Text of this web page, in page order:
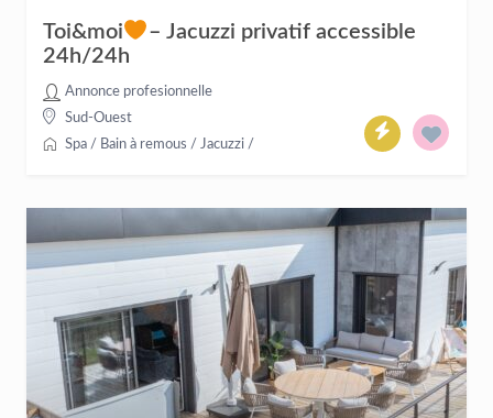
Toi&moi
– Jacuzzi privatif accessible
24h/24h
Annonce profesionnelle
Sud-Ouest
Spa / Bain à remous / Jacuzzi /